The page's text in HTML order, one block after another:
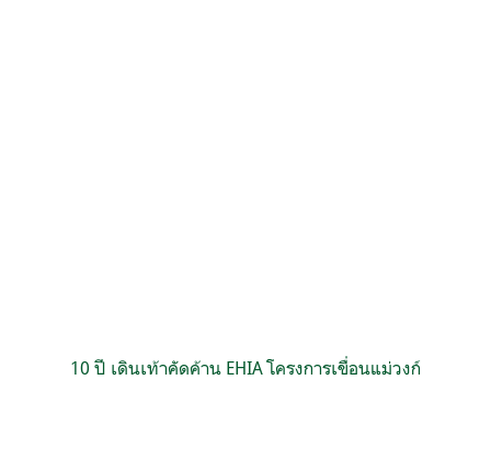
10 ปี เดินเท้าคัดค้าน EHIA โครงการเขื่อนแม่วงก์